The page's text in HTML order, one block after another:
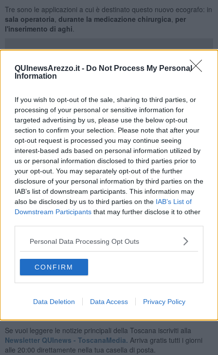
QUInewsArezzo.it - Do Not Process My Personal
Information
If you wish to opt-out of the sale, sharing to third parties, or
processing of your personal or sensitive information for
targeted advertising by us, please use the below opt-out
section to confirm your selection. Please note that after your
opt-out request is processed you may continue seeing
interest-based ads based on personal information utilized by
us or personal information disclosed to third parties prior to
your opt-out. You may separately opt-out of the further
disclosure of your personal information by third parties on the
IAB’s list of downstream participants. This information may
also be disclosed by us to third parties on the IAB’s List of
Downstream Participants that may further disclose it to other
Personal Data Processing Opt Outs
CONFIRM
Data Deletion Data Access Privacy Policy
Tre sono le applicazioni a cui è destinato questo nuovo ecografo: in
sala operatoria durante la medicazione chirurgica per
l'inserimento di aghi
"Senologia - ha aggiunto la direttrice del San Donato,Barbara
Innocenti- fa parte della storia di questo ospedale ed è
professionisti che hanno costituito una squadra solida che offre
risposte eccellenti".
Tommaso Amato, responsabile della senologia chirurgica, ha
sottolineato "l'ottimo rapporto con il territorio al quale garantiamo
le tecniche chirurgiche più moderne. E poi cerchiamo di entrare
in sintonia con le nostre pazienti, non solo dal punto di vista
professionale ma anche umano".
Il presidente del Calcit,Giancarlo Sassoli - che è stato ringraziato
da tutti i dirigenti Asl intervenuti - ha sottolineato "l'impegno
dell'associazione non solo attraverso l'ecografo ma anche con
l'allestimento, in collaborazione con il Liceo Artistico ,
dell'ambulatorio chirurgico senologico. Lo strumento è stato
acquistato con ilsostegno di un'impresa aretina e del "lavoro"
delle donne
che si stanno impegnando a realizzare coperte di lana
fatte a mano che verranno esposte e vendute in piazza Grande.
Un'attività che sta vedendo protagoniste anche le ospiti dalla Casa
Pia e di Villa Fiorita".
Se vuoi leggere le notizie principali della Toscana iscriviti alla
Newsletter QUInews - ToscanaMedia. Arriva gratis tutti i giorni
alle 20:00 direttamente nella tua casella di posta.